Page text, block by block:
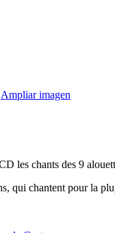
Ampliar imagen
les chants des 9
qui chantent pour la